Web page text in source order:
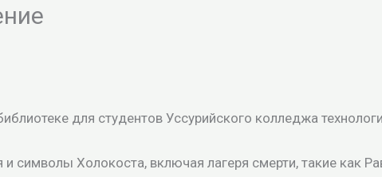
для студентов Уссурийского колледжа
символы Холокоста, включая лагеря смерти, такие как